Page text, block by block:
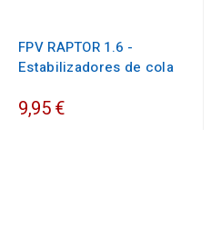
FPV RAPTOR 1.6 -
Estabilizadores de cola
9,95 €